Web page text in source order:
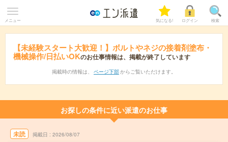
メニュー 気になる! ログイン 検索
【未経験スタート大歓迎！】ボルトやネジの接着剤塗布・
機械操作/日払いOKのお仕事情報は、掲載が終了しています
掲載時の情報は、 ページ下部 からご覧いただけます。
お探しの条件に近い派遣のお仕事
未読 掲載日 2026/08/07